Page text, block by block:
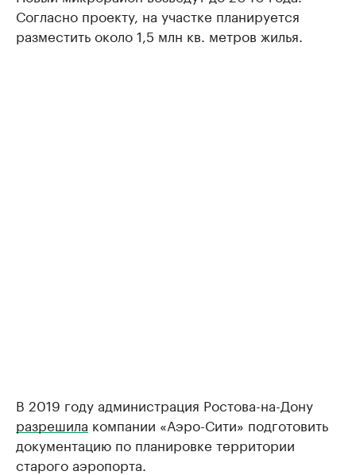
Согласно проекту, на участке планируется
разместить около 1,5 млн кв. метров жилья.
В 2019 году администрация Ростова-на-Дону
разрешила компании «Аэро-Сити» подготовить
документацию по планировке территории
старого аэропорта.